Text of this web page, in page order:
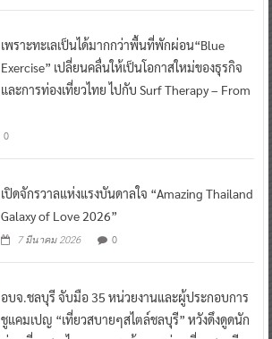
เพราะทะเลเป็นได้มากกว่าพื้นที่พักผ่อน“Blue
Exercise” เปลี่ยนคลื่นให้เป็นโอกาสใหม่ของธุรกิจ
และการท่องเที่ยวไทย ไปกับ Surf Therapy – From
0
เปิดจักรวาลแห่งแรงบันดาลใจ “Amazing Thailand
Galaxy of Love 2026”
7 มีนาคม 2026 0
อบจ.ชลบุรี จับมือ 35 หน่วยงานและผู้ประกอบการ
ชูแคมเปญ “เที่ยวสบายๆสไตล์ชลบุรี” หวังดึงดูดนัก